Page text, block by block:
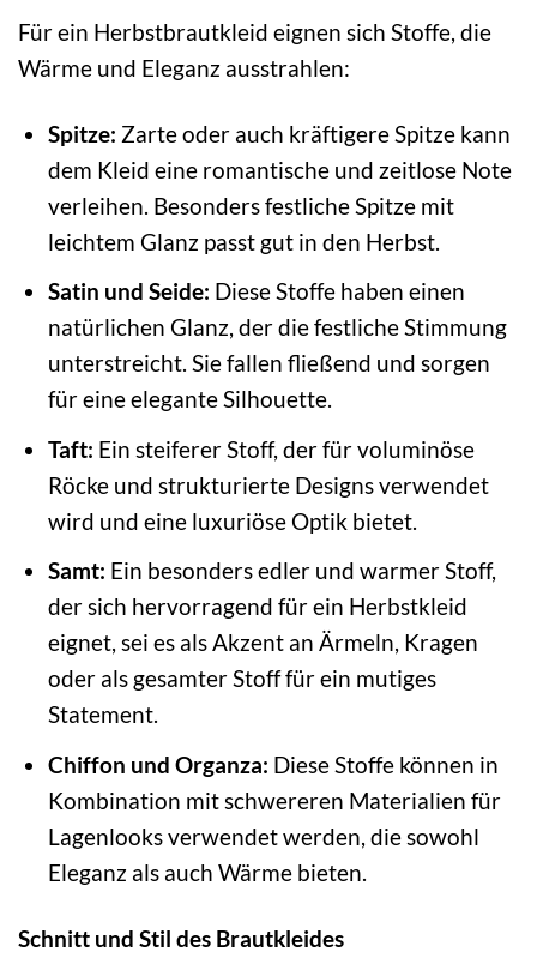
Für ein Herbstbrautkleid eignen sich Stoffe, die
Wärme und Eleganz ausstrahlen:
Spitze: Zarte oder auch kräftigere Spitze kann
dem Kleid eine romantische und zeitlose Note
verleihen. Besonders festliche Spitze mit
leichtem Glanz passt gut in den Herbst.
Satin und Seide: Diese Stoffe haben einen
natürlichen Glanz, der die festliche Stimmung
unterstreicht. Sie fallen fließend und sorgen
für eine elegante Silhouette.
Taft: Ein steiferer Stoff, der für voluminöse
Röcke und strukturierte Designs verwendet
wird und eine luxuriöse Optik bietet.
Samt: Ein besonders edler und warmer Stoff,
der sich hervorragend für ein Herbstkleid
eignet, sei es als Akzent an Ärmeln, Kragen
oder als gesamter Stoff für ein mutiges
Statement.
Chiffon und Organza: Diese Stoffe können in
Kombination mit schwereren Materialien für
Lagenlooks verwendet werden, die sowohl
Eleganz als auch Wärme bieten.
Schnitt und Stil des Brautkleides